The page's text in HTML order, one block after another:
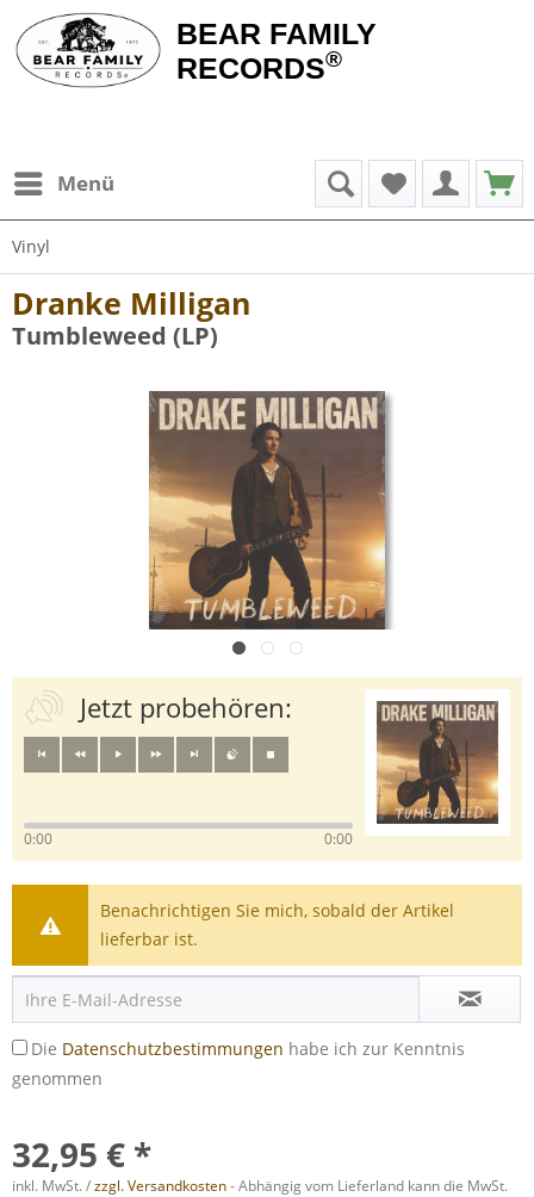
BEAR FAMILY
RECORDS®
Menü
Vinyl
Dranke Milligan
Tumbleweed (LP)
Jetzt probehören:
0:00 0:00
Benachrichtigen Sie mich, sobald der Artikel
lieferbar ist.
Die Datenschutzbestimmungen habe ich zur Kenntnis
genommen
32,95 € *
inkl. MwSt. /zzgl. Versandkosten- Abhängig vom Lieferland kann die MwSt.